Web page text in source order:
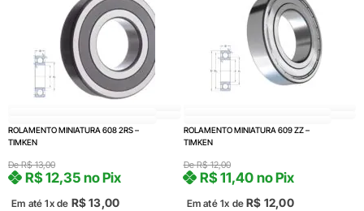
ROLAMENTO MINIATURA 608 2RS –
TIMKEN
DeR$13,00
Em até 1x de R$13,00
R$12,35 no Pix
ROLAMENTO MINIATURA 609 ZZ –
TIMKEN
DeR$12,00
Em até 1x de R$ 12,00
R$11,40 no Pix